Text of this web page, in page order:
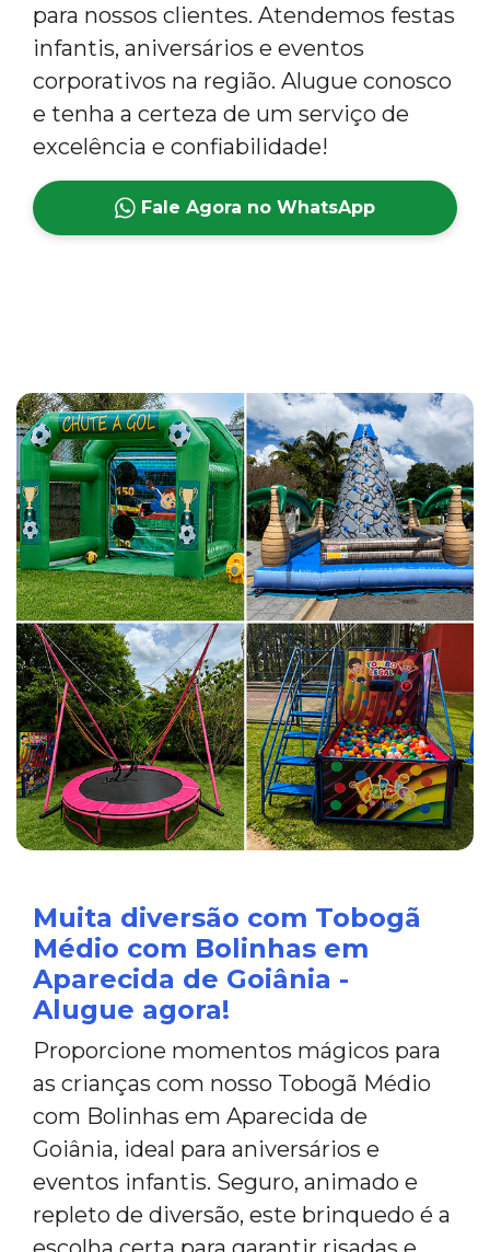
para nossos clientes. Atendemos festas
infantis, aniversários e eventos
corporativos na região. Alugue conosco
e tenha a certeza de um serviço de
excelência e confiabilidade!
Fale Agora no WhatsApp
Muita diversão com Tobogã
Médio com Bolinhas em
Aparecida de Goiânia -
Alugue agora!
Proporcione momentos mágicos para
as crianças com nosso Tobogã Médio
com Bolinhas em Aparecida de
Goiânia, ideal para aniversários e
eventos infantis. Seguro, animado e
repleto de diversão, este brinquedo é a